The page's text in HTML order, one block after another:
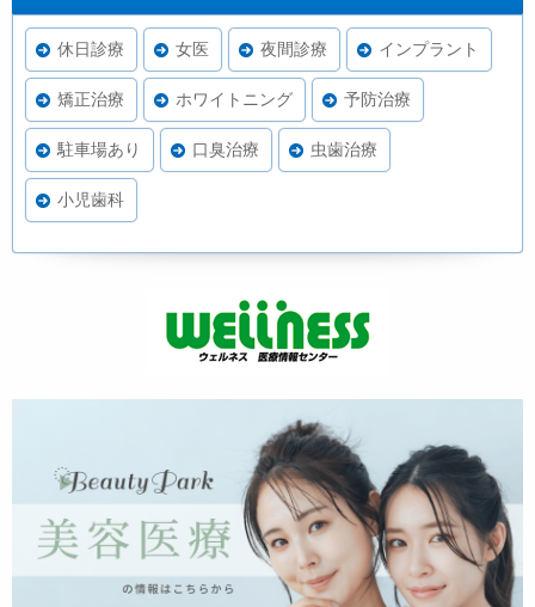
休日診療 女医 夜間診療 インプラント
矯正治療 ホワイトニング 予防治療
駐車場あり 口臭治療 虫歯治療
小児歯科